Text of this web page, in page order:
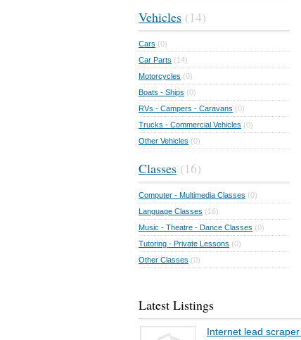
Vehicles (14)
Cars (0)
Car Parts (14)
Motorcycles (0)
Boats - Ships (0)
RVs - Campers - Caravans (0)
Trucks - Commercial Vehicles (0)
Other Vehicles (0)
Classes (16)
Computer - Multimedia Classes (0)
Language Classes (16)
Music - Theatre - Dance Classes (0)
Tutoring - Private Lessons (0)
Other Classes (0)
Latest Listings
Internet lead